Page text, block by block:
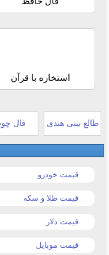
استخاره با قرآن
طالع بینی هندی فال
قیمت خودرو
قیمت طلا و سکه
قیمت دلار
قیمت موبایل